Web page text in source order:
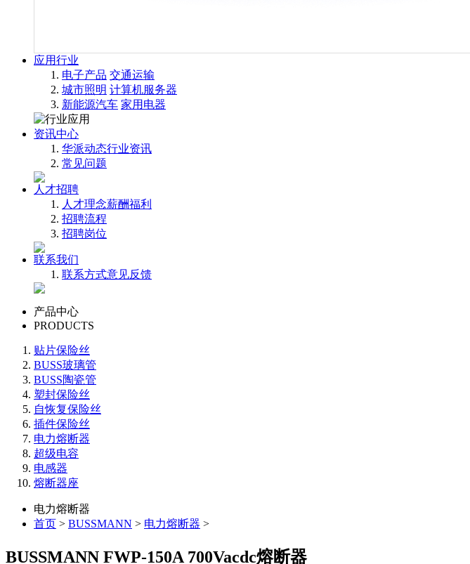
应用行业
电子产品 交通运输
城市照明 计算机服务器
新能源汽车 家用电器
资讯中心
华派动态行业资讯
常见问题
人才招聘
人才理念薪酬福利
招聘流程
招聘岗位
联系我们
联系方式意见反馈
产品中心
PRODUCTS
贴片保险丝
BUSS玻璃管
BUSS陶瓷管
塑封保险丝
自恢复保险丝
插件保险丝
电力熔断器
超级电容
电感器
熔断器座
电力熔断器
首页 > BUSSMANN > 电力熔断器 >
BUSSMANN FWP-150A 700Vacdc熔断器